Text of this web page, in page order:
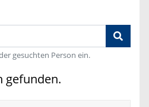
gesuchten Person ein.
gefunden.